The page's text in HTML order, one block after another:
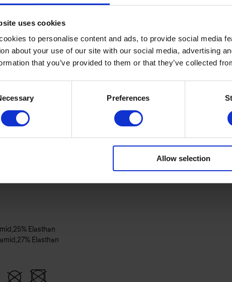
uses cookies
to personalise content and ads, to provide social media
about your use of our site with our social media, advertising
that you’ve provided to them or that they’ve collected
Preferences
Allow selection
Seele mit skulpturaler Präzision. Schildkröteneffekt-Hardware,
aus Clay, Braun, Elfenbein und tiefem Nachtblau, wie mit der Hand
Tragekomfort.
Elasthan
Elasthan